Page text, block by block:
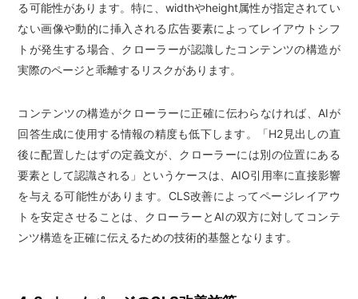
る可能性があります。特に、widthやheight属性が指定されてい
ない画像や動的に挿入される広告要素によってレイアウトシフ
トが発生する場合、クローラーが認識したコンテンツの構造が
実際のページと乖離するリスクがあります。
コンテンツの構造がクローラーに正確に伝わらなければ、AIが
回答生成に使用する情報の精度も低下します。「H2見出しの直
後に配置したはずの定義文が、クローラーには別の位置にある
要素として認識される」というケースは、AIO引用率に直接影響
を与える可能性があります。CLS改善によってページレイアウ
トを安定させることは、クローラーとAIの双方に対してコンテ
ンツ構造を正確に伝えるための技術的基盤となります。